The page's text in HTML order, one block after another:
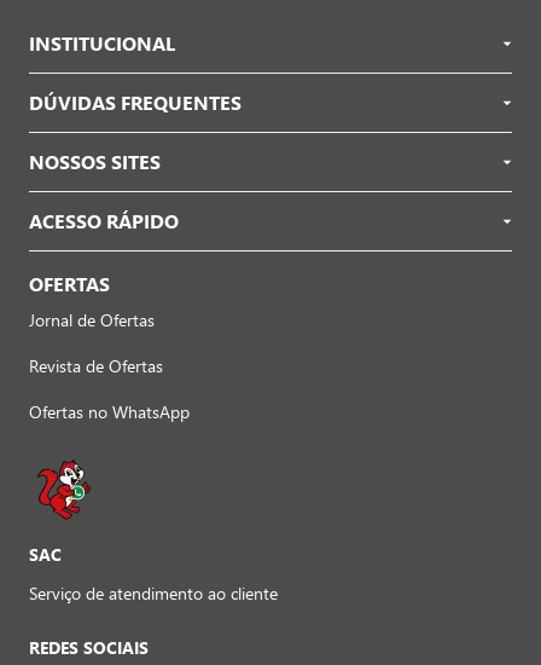
INSTITUCIONAL
DÚVIDAS FREQUENTES
NOSSOS SITES
ACESSO RÁPIDO
OFERTAS
Jornal de Ofertas
Revista de Ofertas
Ofertas no WhatsApp
SAC
Serviço de atendimento ao cliente
REDES SOCIAIS